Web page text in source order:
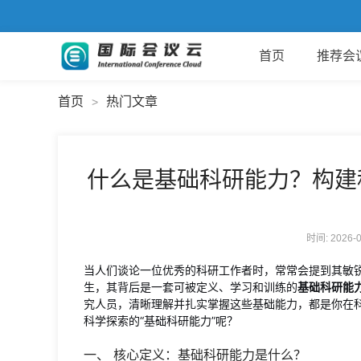
首页 推荐会
首页 > 热门文章
什么是基础科研能力？构
时间:
当人们谈论一位优秀的科研工作者时，常常会提到其
生，其背后是一套可被定义、学习和训练的基础科研能
究人员，清晰理解并扎实掌握这些基础能力，都是你
科学探索的“基础科研能力”呢？
一、 核心定义：基础科研能力是什么？